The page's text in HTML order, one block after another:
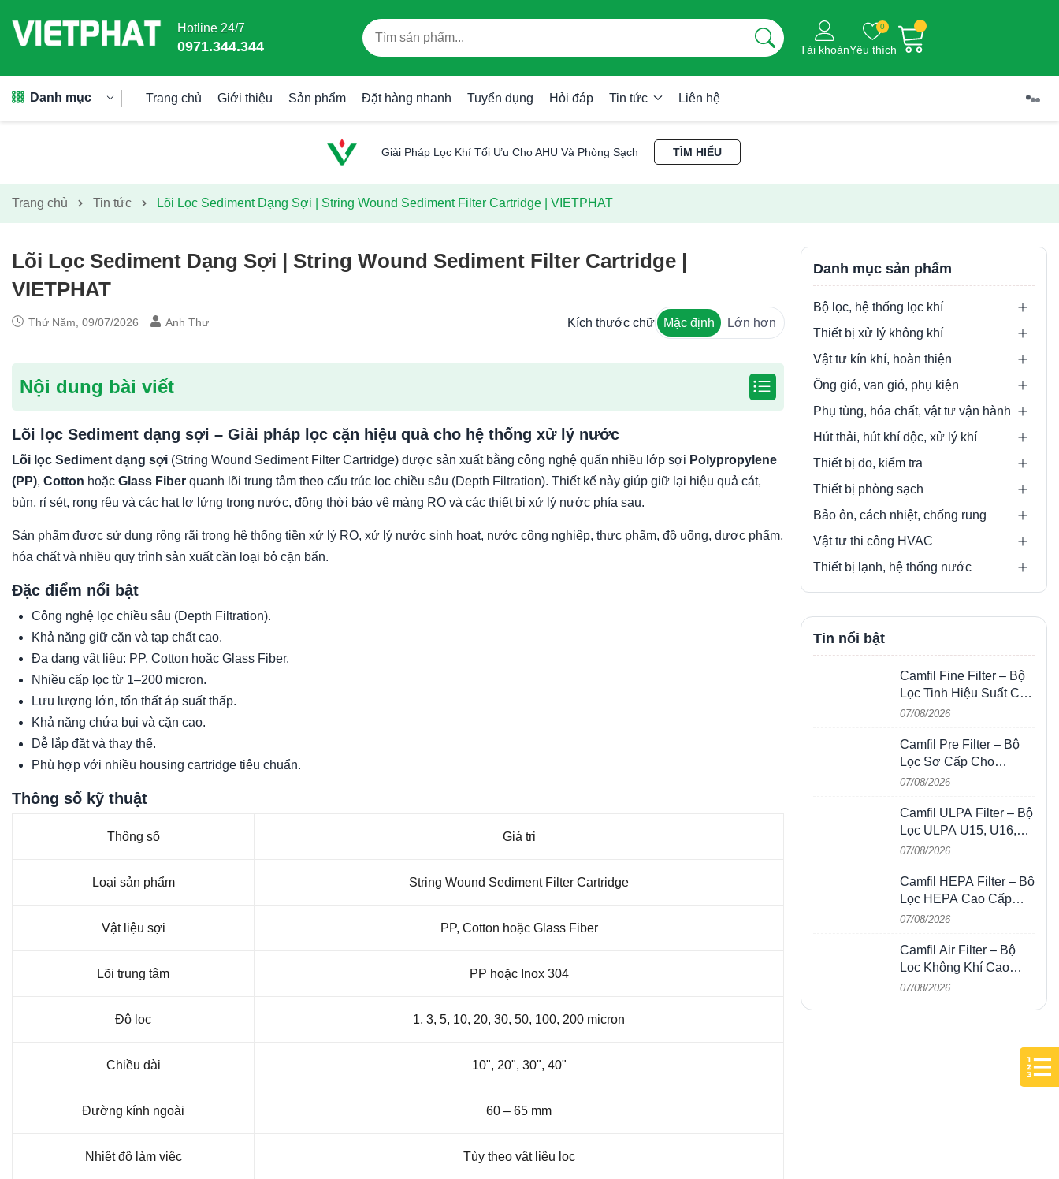
Hotline 24/7
0971.344.344 Tài khoản
0
Yêu thích
Danh mục Trang chủ Giới thiệu Sản phẩm Đặt hàng nhanh Tuyển dụng Hỏi đáp Tin tức Liên hệ
Giải Pháp Lọc Khí Tối Ưu Cho AHU Và Phòng Sạch TÌM HIỂU
Trang chủ Tin tức Lõi Lọc Sediment Dạng Sợi | String Wound Sediment Filter Cartridge | VIETPHAT
Lõi Lọc Sediment Dạng Sợi | String Wound Sediment Filter Cartridge |
VIETPHAT
Thứ Năm, 09/07/2026 Anh Thư Kích thước chữ Mặc định Lớn hơn
Nội dung bài viết
Lõi lọc Sediment dạng sợi – Giải pháp lọc cặn hiệu quả cho hệ thống xử lý nước
Lõi lọc Sediment dạng sợi (String Wound Sediment Filter Cartridge) được sản xuất bằng công nghệ quấn nhiều lớp sợi Polypropylene
(PP), Cotton hoặc Glass Fiber quanh lõi trung tâm theo cấu trúc lọc chiều sâu (Depth Filtration). Thiết kế này giúp giữ lại hiệu quả cát,
bùn, rỉ sét, rong rêu và các hạt lơ lửng trong nước, đồng thời bảo vệ màng RO và các thiết bị xử lý nước phía sau.
Sản phẩm được sử dụng rộng rãi trong hệ thống tiền xử lý RO, xử lý nước sinh hoạt, nước công nghiệp, thực phẩm, đồ uống, dược phẩm,
hóa chất và nhiều quy trình sản xuất cần loại bỏ cặn bẩn.
Đặc điểm nổi bật
Công nghệ lọc chiều sâu (Depth Filtration).
Khả năng giữ cặn và tạp chất cao.
Đa dạng vật liệu: PP, Cotton hoặc Glass Fiber.
Nhiều cấp lọc từ 1–200 micron.
Lưu lượng lớn, tổn thất áp suất thấp.
Khả năng chứa bụi và cặn cao.
Dễ lắp đặt và thay thế.
Phù hợp với nhiều housing cartridge tiêu chuẩn.
Thông số kỹ thuật
Thông số Giá trị
Loại sản phẩm String Wound Sediment Filter Cartridge
Vật liệu sợi PP, Cotton hoặc Glass Fiber
Lõi trung tâm PP hoặc Inox 304
Độ lọc 1, 3, 5, 10, 20, 30, 50, 100, 200 micron
Chiều dài 10", 20", 30", 40"
Đường kính ngoài 60 – 65 mm
Nhiệt độ làm việc Tùy theo vật liệu lọc
Danh mục sản phẩm
Bộ lọc, hệ thống lọc khí
Thiết bị xử lý không khí
Vật tư kín khí, hoàn thiện
Ống gió, van gió, phụ kiện
Phụ tùng, hóa chất, vật tư vận hành
Hút thải, hút khí độc, xử lý khí
Thiết bị đo, kiểm tra
Thiết bị phòng sạch
Bảo ôn, cách nhiệt, chống rung
Vật tư thi công HVAC
Thiết bị lạnh, hệ thống nước
Tin nổi bật
Camfil Fine Filter – Bộ
Lọc Tinh Hiệu Suất Cao
Cho HVAC, AHU &
07/08/2026
Camfil Pre Filter – Bộ
Lọc Sơ Cấp Cho
HVAC, AHU, FCU & Hệ
07/08/2026
Camfil ULPA Filter – Bộ
Lọc ULPA U15, U16,
U17 Cho Phòng Sạch &
07/08/2026
Camfil HEPA Filter – Bộ
Lọc HEPA Cao Cấp
Cho Phòng Sạch,
07/08/2026
Camfil Air Filter – Bộ
Lọc Không Khí Cao
Cấp Cho HVAC, HEPA,
07/08/2026